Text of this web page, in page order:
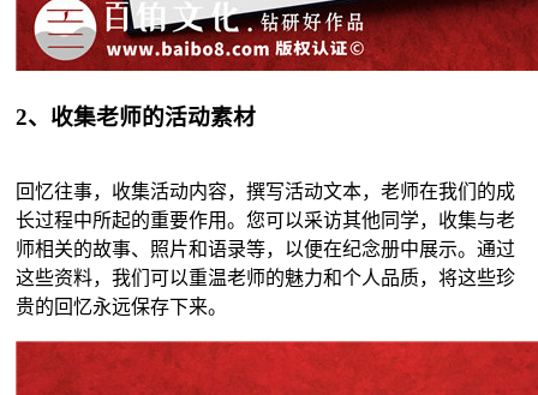
2、收集老师的活动素材
回忆往事，收集活动内容，撰写活动文本，老师在我们的成
长过程中所起的重要作用。您可以采访其他同学，收集与老
师相关的故事、照片和语录等，以便在纪念册中展示。通过
这些资料，我们可以重温老师的魅力和个人品质，将这些珍
贵的回忆永远保存下来。